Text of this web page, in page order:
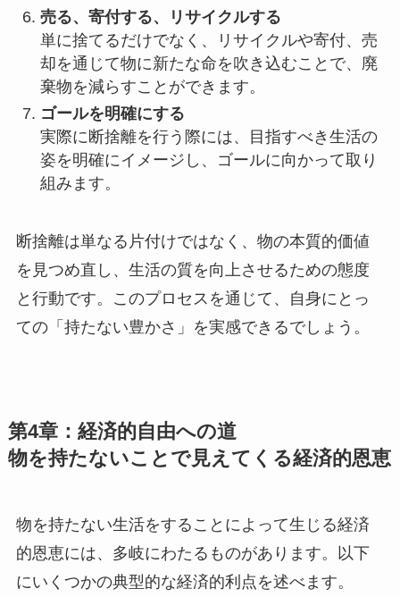
売る、寄付する、リサイクルする
単に捨てるだけでなく、リサイクルや寄付、売
却を通じて物に新たな命を吹き込むことで、廃
棄物を減らすことができます。
ゴールを明確にする
実際に断捨離を行う際には、目指すべき生活の
姿を明確にイメージし、ゴールに向かって取り
組みます。
断捨離は単なる片付けではなく、物の本質的価値
を見つめ直し、生活の質を向上させるための態度
と行動です。このプロセスを通じて、自身にとっ
ての「持たない豊かさ」を実感できるでしょう。
第4章：経済的自由への道
物を持たないことで見えてくる経済的恩恵
物を持たない生活をすることによって生じる経済
的恩恵には、多岐にわたるものがあります。以下
にいくつかの典型的な経済的利点を述べます。